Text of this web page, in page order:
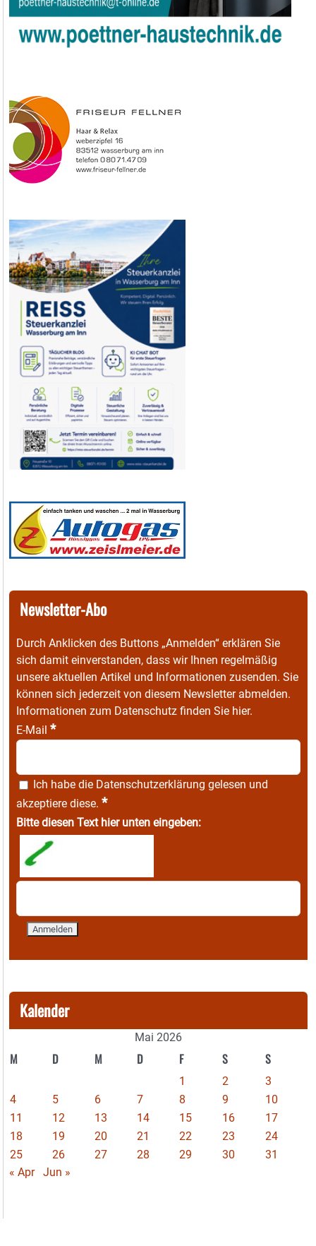
Newsletter-Abo
Durch Anklicken des Buttons „Anmelden“ erklären Sie
sich damit einverstanden, dass wir Ihnen regelmäßig
unsere aktuellen Artikel und Informationen zusenden. Sie
können sich jederzeit von diesem Newsletter abmelden.
Informationen zum Datenschutz finden Sie hier.
E-Mail *
Ich habe die Datenschutzerklärung gelesen und
akzeptiere diese. *
Bitte diesen Text hier unten eingeben:
Kalender
Mai 2026
M D M D F S S
1 2
3
4
5 6 7 8 9
10
11
12 13 14 15 16
17
18
19 20 21 22 23
24
25
26 27 28 29 30
31
« Apr
Jun »